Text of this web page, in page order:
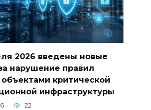
2026 введены новые
нарушение правил
критической
инфраструктуры
22